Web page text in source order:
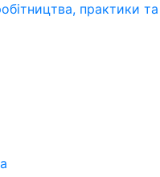
практики та